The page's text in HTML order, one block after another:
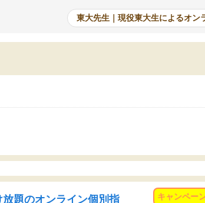
東大先生｜現役東大生によるオン
キャンペー
題のオンライン個別指